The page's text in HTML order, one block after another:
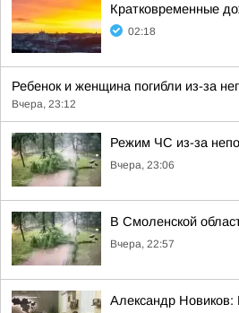
Кратковременные
02:18
Ребенок и женщина погибли из-за
Вчера, 23:12
Режим ЧС из-за
Вчера, 23:06
В Смоленской
Вчера, 22:57
Александр Новиков: